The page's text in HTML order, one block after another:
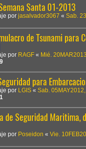
Santa 01-2013
por jasalvador3067 « Sab.
de Tsunami para
por RAGF « Mié.
9
para
por LGIS « Sab.
1
de Seguridad Maritima,
por Poseidon « Vie.